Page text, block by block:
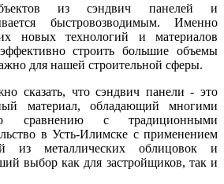
из сэндвич панелей и
быстровозводимым. Именно
новых технологий и материалов
строить большие объемы
для нашей строительной сферы.
сказать, что сэндвич панели - это
материал, обладающий многими
сравнению с традиционными
в Усть-Илимске с применением
из металлических облицовок и
выбор как для застройщиков, так и